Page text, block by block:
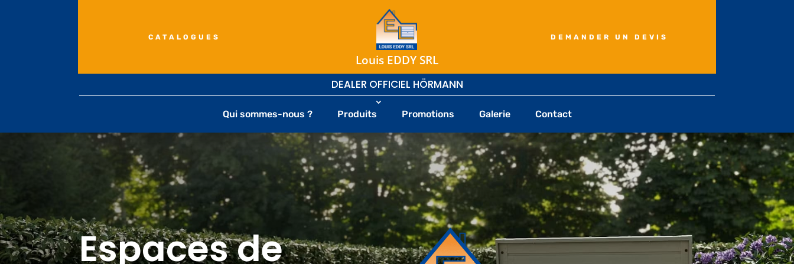
CATALOGUES
Louis EDDY SRL
DEMANDER UN DEVIS
DEALER OFFICIEL HÖRMANN
Qui sommes-nous ? Produits Promotions Galerie Contact
Espaces de